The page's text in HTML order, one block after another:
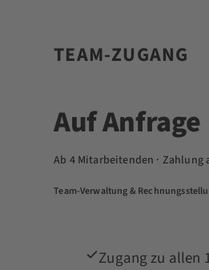
TEAM-ZUGANG
Auf Anfrage
Ab 4 Mitarbeitenden · Zahlung
Team-Verwaltung &
Zugang zu allen